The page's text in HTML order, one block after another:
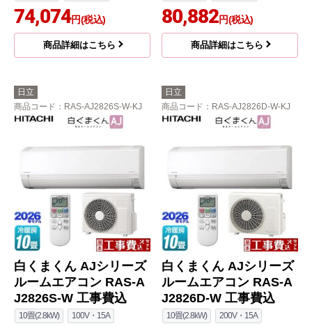
74,074円(税込)
商品詳細はこちら
80,882円(税込)
商品詳細はこちら
日立
商品コード ：RAS-AJ2826S-W-KJ
白くまくん AJシリーズ
ルームエアコン RAS-A
J2826S-W 工事費込
10畳(2.8kW) 100V・15A
日立
商品コード ：RAS-AJ2826D-W-KJ
白くまくん AJシリーズ
ルームエアコン RAS-A
J2826D-W 工事費込
10畳(2.8kW) 200V・15A